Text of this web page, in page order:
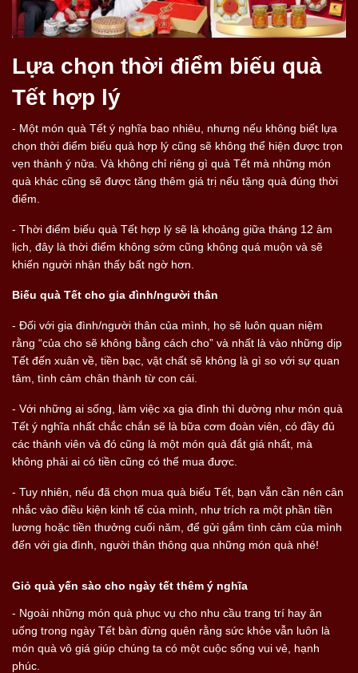
Lựa chọn thời điểm biếu quà
Tết hợp lý
- Một món quà Tết ý nghĩa bao nhiêu, nhưng nếu không biết lựa
chọn thời điểm biếu quà hợp lý cũng sẽ không thể hiện được trọn
vẹn thành ý nữa. Và không chỉ riêng gì quà Tết mà những món
quà khác cũng sẽ được tăng thêm giá trị nếu tặng quà đúng thời
điểm.
- Thời điểm biếu quà Tết hợp lý sẽ là khoảng giữa tháng 12 âm
lịch, đây là thời điểm không sớm cũng không quá muộn và sẽ
khiến người nhận thấy bất ngờ hơn.
Biếu quà Tết cho gia đình/người thân
- Đối với gia đình/người thân của mình, họ sẽ luôn quan niệm
rằng “của cho sẽ không bằng cách cho” và nhất là vào những dịp
Tết đến xuân về, tiền bạc, vật chất sẽ không là gì so với sự quan
tâm, tình cảm chân thành từ con cái.
- Với những ai sống, làm việc xa gia đình thì dường như món quà
Tết ý nghĩa nhất chắc chắn sẽ là bữa cơm đoàn viên, có đầy đủ
các thành viên và đó cũng là một món quà đắt giá nhất, mà
không phải ai có tiền cũng có thể mua được.
- Tuy nhiên, nếu đã chọn mua quà biếu Tết, bạn vẫn cần nên cân
nhắc vào điều kiện kinh tế của mình, như trích ra một phần tiền
lương hoặc tiền thưởng cuối năm, để gửi gắm tình cảm của mình
đến với gia đình, người thân thông qua những món quà nhé!
Giỏ quà yến sào cho ngày tết thêm ý nghĩa
- Ngoài những món quà phục vụ cho nhu cầu trang trí hay ăn
uống trong ngày Tết bàn đừng quên rằng sức khỏe vẫn luôn là
món quà vô giá giúp chúng ta có một cuộc sống vui vẻ, hạnh
phúc.